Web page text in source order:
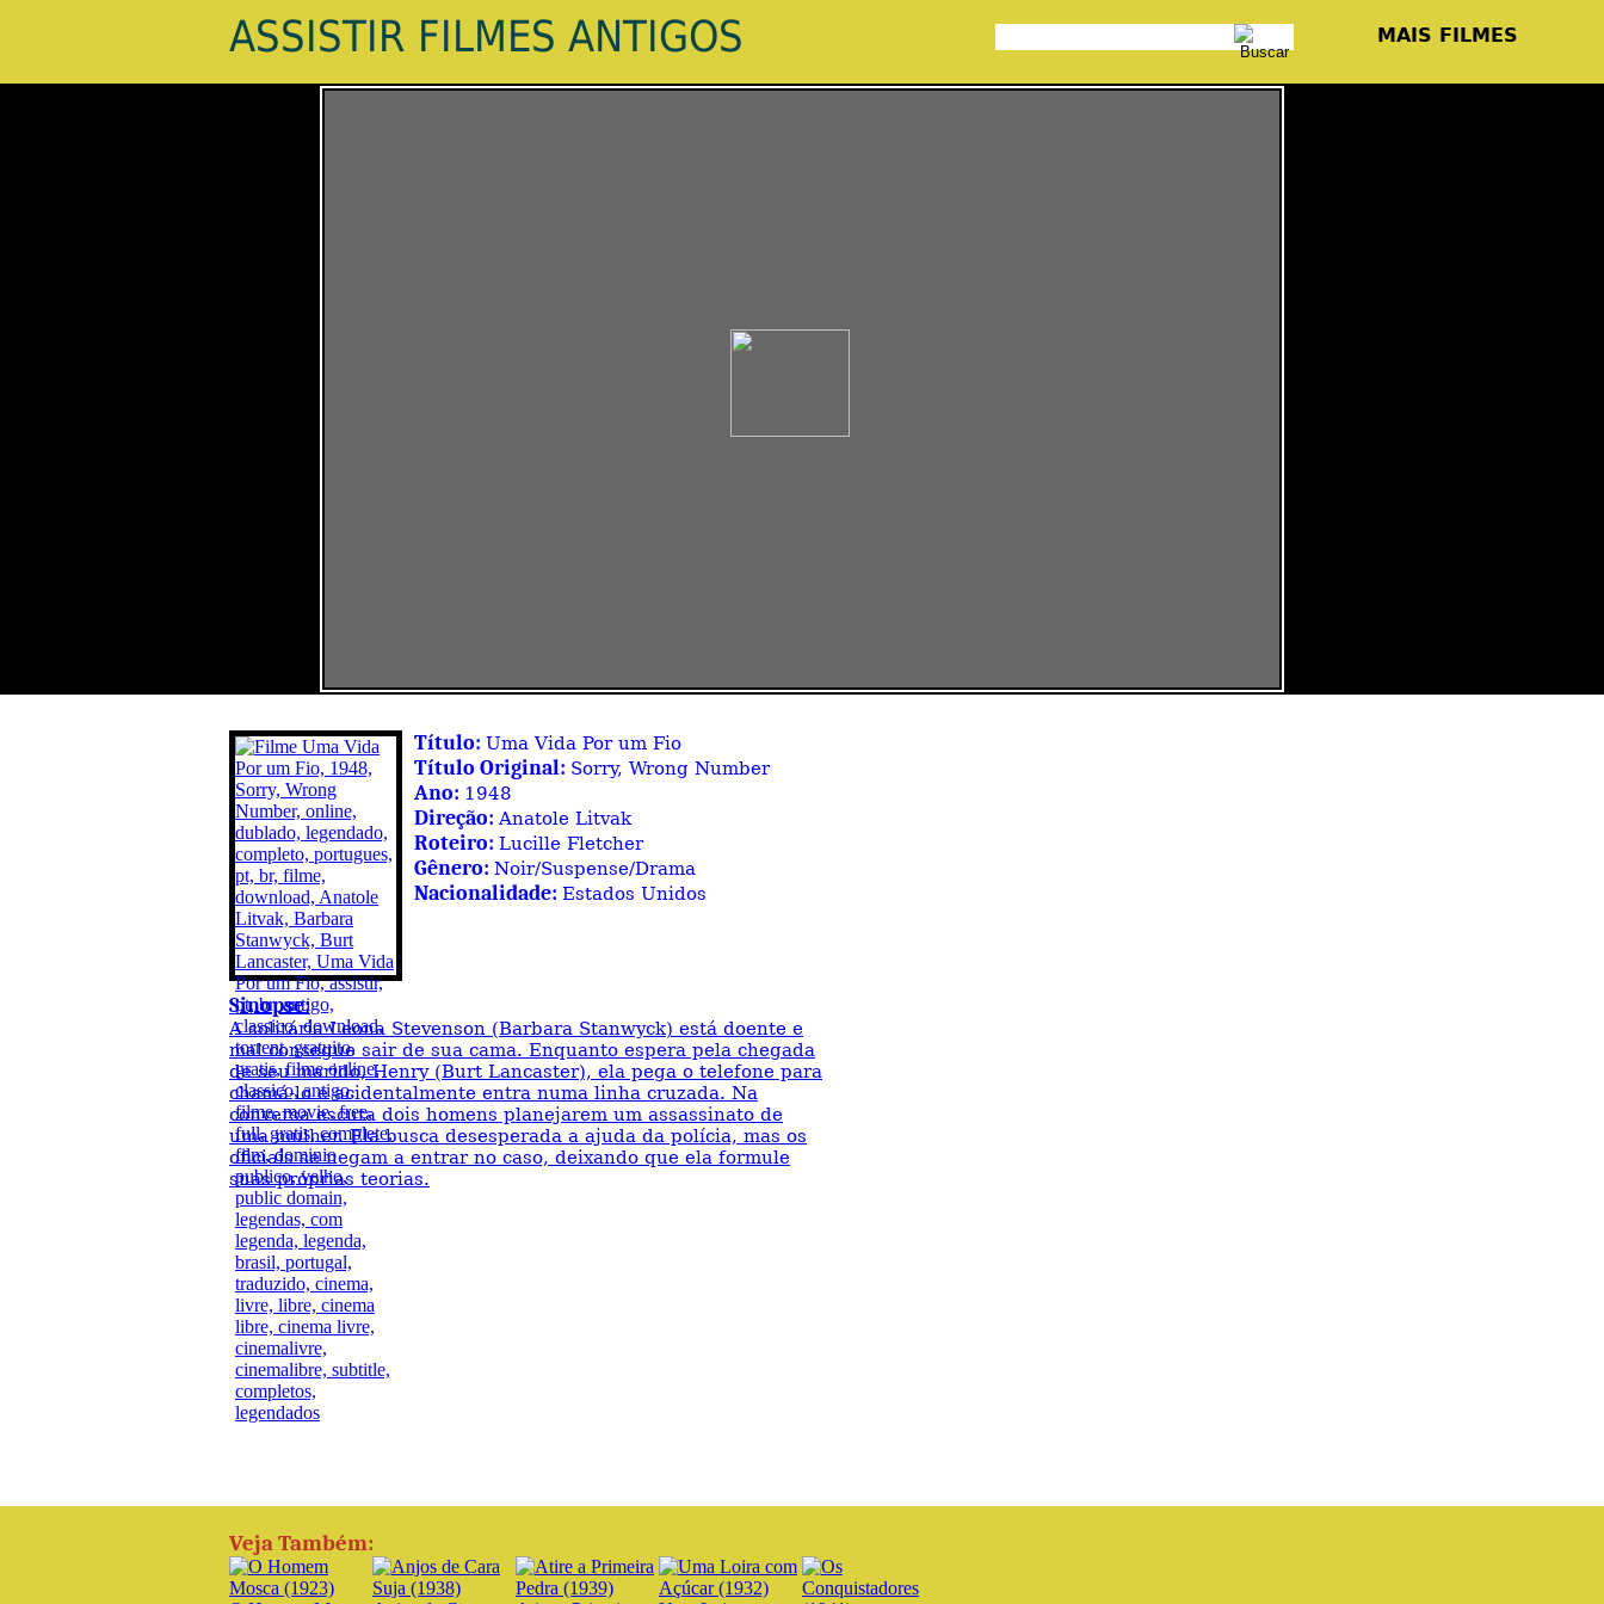
ASSISTIR FILMES ANTIGOS MAIS FILMES
Título: Uma Vida Por um Fio
Título Original: Sorry, Wrong Number
Ano: 1948
Direção:Anatole Litvak
Roteiro: Lucille Fletcher
Gênero: Noir/Suspense/Drama
Nacionalidade: Estados Unidos
Sinopse:
A solitária Leona Stevenson (Barbara Stanwyck) está doente e
mal consegue sair de sua cama. Enquanto espera pela chegada
de seu marido, Henry (Burt Lancaster), ela pega o telefone para
chamá-lo e acidentalmente entra numa linha cruzada. Na
conversa escuta dois homens planejarem um assassinato de
uma mulher. Ela busca desesperada a ajuda da polícia, mas os
oficiais se negam a entrar no caso, deixando que ela formule
suas próprias teorias.
Veja Também: